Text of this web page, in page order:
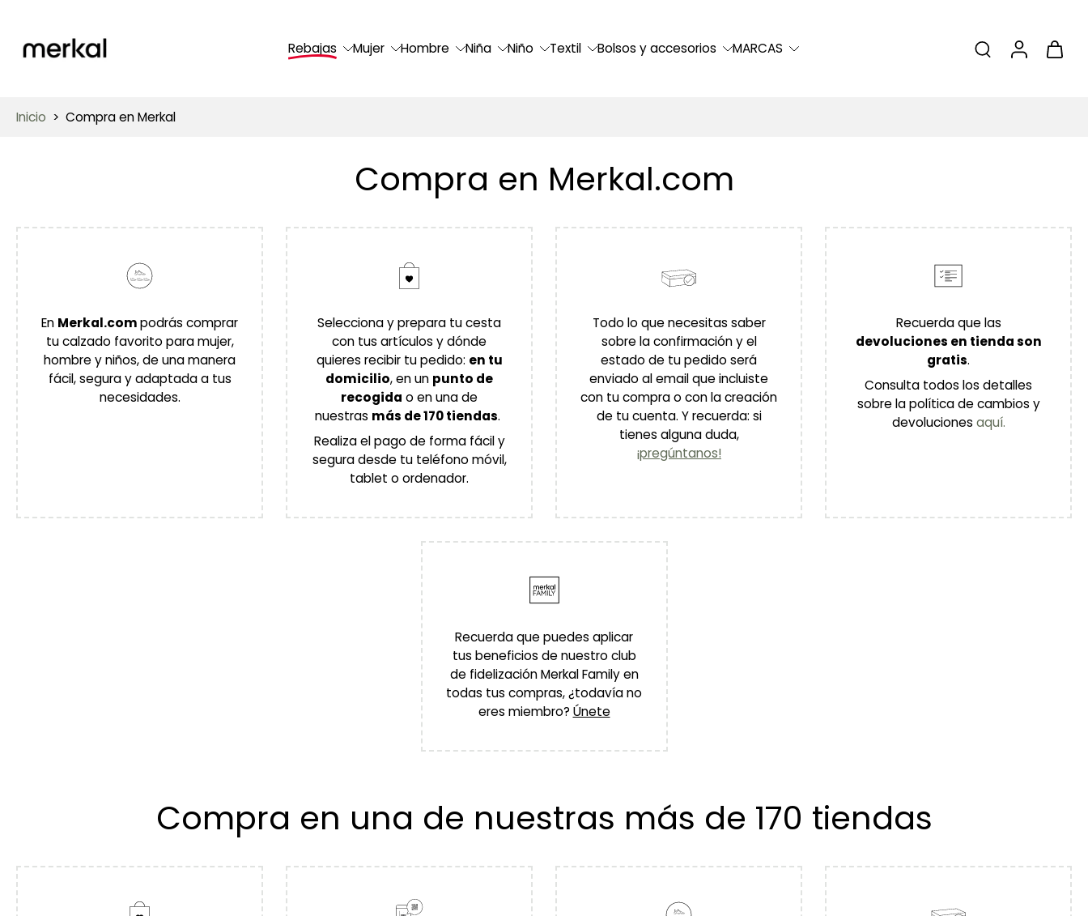
al
contenido
Rebajas Mujer Hombre Niña Niño Textil Bolsos y accesorios MARCAS
Inicio > Compra en Merkal
Compra en Merkal.com
En Merkal.compodrás comprar
tu calzado favorito para mujer,
hombre y niños, de una manera
fácil, segura y adaptada a tus
necesidades.
Selecciona y prepara tu cesta
con tus artículos y dónde
quieres recibir tu pedido: en tu
domicilio, en un punto de
recogida o en una de
nuestras más de 170 tiendas.
Realiza el pago de forma fácil y
segura desde tu teléfono móvil,
tablet o ordenador.
Todo lo que necesitas saber
sobre la confirmación y el
estado de tu pedido será
enviado al email que incluiste
con tu compra o con la creación
de tu cuenta. Y recuerda: si
tienes alguna duda,
¡pregúntanos!
Recuerda que las
devoluciones en tienda son
gratis.
Consulta todos los detalles
sobre la política de cambios y
devoluciones aquí.
Recuerda que puedes aplicar
tus beneficios de nuestro club
de fidelización Merkal Family en
todas tus compras, ¿todavía no
eres miembro? Únete
Compra en una de nuestras más de 170 tiendas